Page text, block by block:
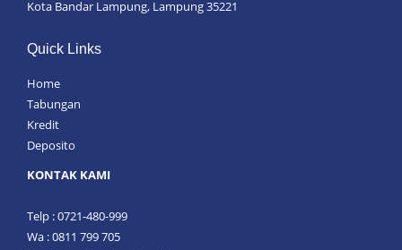
Kota Bandar Lampung, Lampung 35221
Quick Links
Home
Tabungan
Kredit
Deposito
KONTAK KAMI
Telp : 0721-480-999
Wa : 0811 799 705